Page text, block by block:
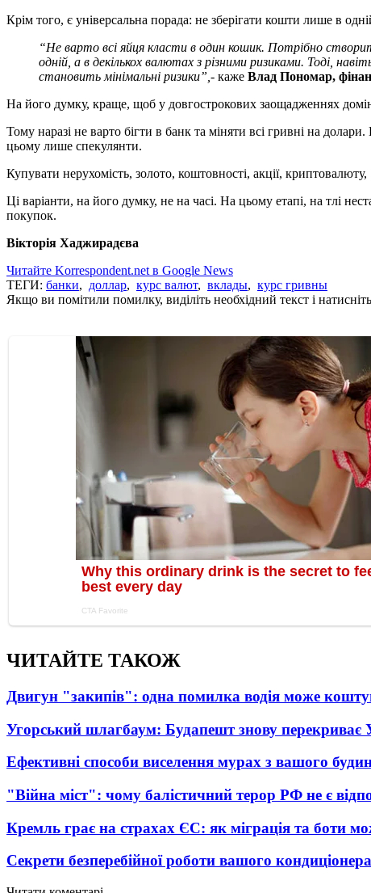
Крім того, є універсальна порада: не зберігати кошти лише в
“Не варто всі яйця класти в один кошик. Потрібно
одній, а в декількох валютах з різними ризиками. Тоді,
становить мінімальні ризики”, - каже Влад Пономар,
На його думку, краще, щоб у довгострокових заощадженнях
Тому наразі не варто бігти в банк та міняти всі гривні на
цьому лише спекулянти.
Купувати нерухомість, золото, коштовності, акції,
Ці варіанти, на його думку, не на часі. На цьому етапі, на тлі
покупок.
Вікторія Хаджирадєва
Читайте Korrespondent.net в Google News
ТЕГИ: банки, доллар, курс валют, вклады, курс гривны
Якщо ви помітили помилку, виділіть необхідний текст і
ЧИТАЙТЕ ТАКОЖ
Двигун "закипів": одна помилка водія може
Угорський шлагбаум: Будапешт знову перекриває
Ефективні способи виселення мурах з вашого
"Війна міст": чому балістичний терор РФ не є
Кремль грає на страхах ЄС: як міграція та боти
Секрети безперебійної роботи вашого кондиціонера